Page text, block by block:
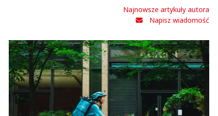
Najnowsze artykuły autora
Napisz wiadomość